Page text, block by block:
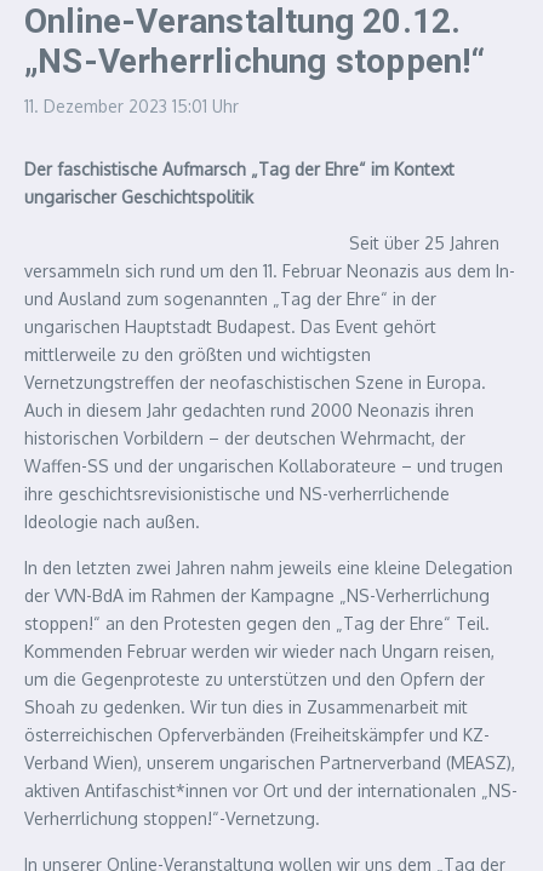
Online-Veranstaltung 20.12.
„NS-Verherrlichung stoppen!“
11. Dezember 2023 15:01 Uhr
Der faschistische Aufmarsch „Tag der Ehre“ im Kontext
ungarischer Geschichtspolitik
Seit über 25 Jahren
versammeln sich rund um den 11. Februar Neonazis aus dem In-
und Ausland zum sogenannten „Tag der Ehre“ in der
ungarischen Hauptstadt Budapest. Das Event gehört
mittlerweile zu den größten und wichtigsten
Vernetzungstreffen der neofaschistischen Szene in Europa.
Auch in diesem Jahr gedachten rund 2000 Neonazis ihren
historischen Vorbildern – der deutschen Wehrmacht, der
Waffen-SS und der ungarischen Kollaborateure – und trugen
ihre geschichtsrevisionistische und NS-verherrlichende
Ideologie nach außen.
In den letzten zwei Jahren nahm jeweils eine kleine Delegation
der VVN-BdA im Rahmen der Kampagne „NS-Verherrlichung
stoppen!“ an den Protesten gegen den „Tag der Ehre“ Teil.
Kommenden Februar werden wir wieder nach Ungarn reisen,
um die Gegenproteste zu unterstützen und den Opfern der
Shoah zu gedenken. Wir tun dies in Zusammenarbeit mit
österreichischen Opferverbänden (Freiheitskämpfer und KZ-
Verband Wien), unserem ungarischen Partnerverband (MEASZ),
aktiven Antifaschist*innen vor Ort und der internationalen „NS-
Verherrlichung stoppen!“-Vernetzung.
In unserer Online-Veranstaltung wollen wir uns dem „Tag der